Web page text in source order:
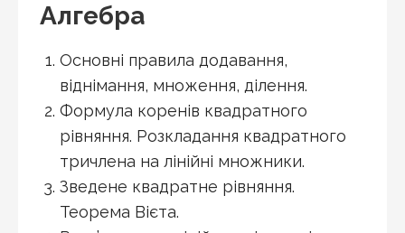
Алгебра
Основні правила додавання,
віднімання, множення, ділення.
Формула коренів квадратного
рівняння. Розкладання квадратного
тричлена на лінійні множники.
Зведене квадратне рівняння.
Теорема Вієта.